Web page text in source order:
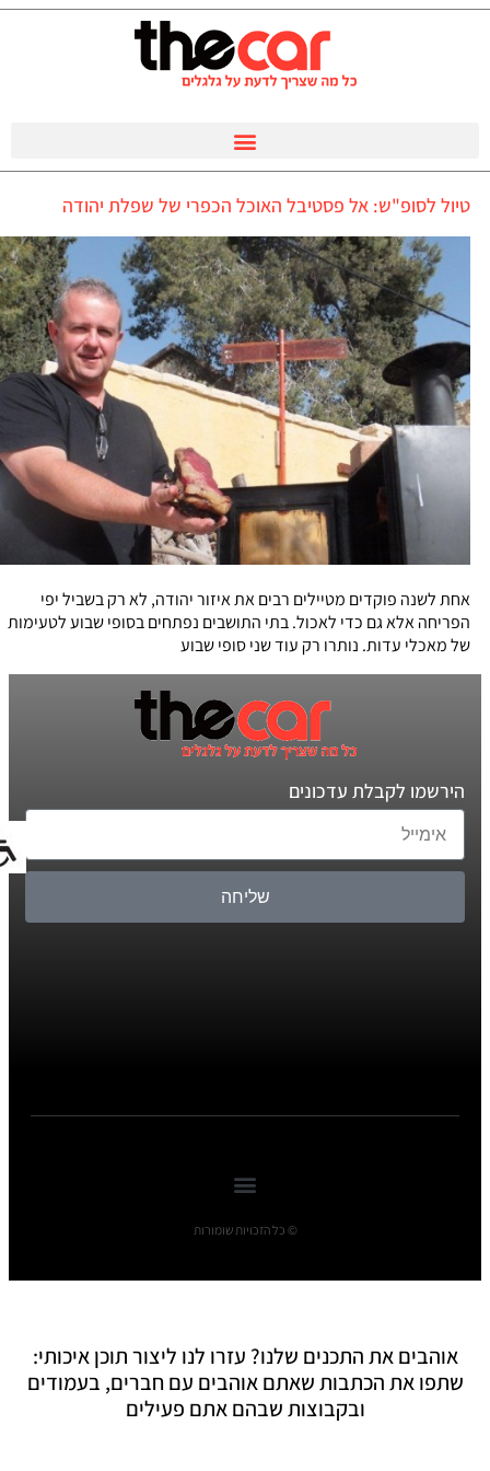
טיול לסופ"ש: אל פסטיבל האוכל הכפרי של שפלת יהודה
אחת לשנה פוקדים מטיילים רבים את איזור יהודה, לא רק בשביל יפי
הפריחה אלא גם כדי לאכול. בתי התושבים נפתחים בסופי שבוע לטעימות
של מאכלי עדות. נותרו רק עוד שני סופי שבוע
הירשמו לקבלת עדכונים
שליחה
© כל הזכויות שומורות
אוהבים את התכנים שלנו? עזרו לנו ליצור תוכן איכותי:
שתפו את הכתבות שאתם אוהבים עם חברים, בעמודים
ובקבוצות שבהם אתם פעילים